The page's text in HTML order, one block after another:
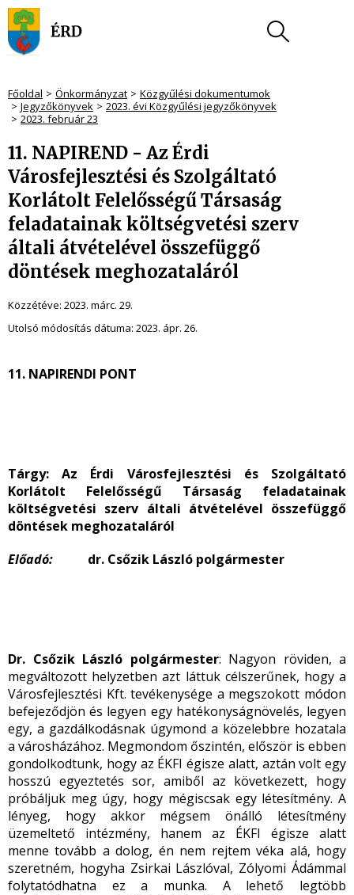
Főoldal Önkormányzat
Közgyűlési dokumentumok
Jegyzőkönyvek
2023. évi Közgyűlési jegyzőkönyvek
2023. február 23
11. NAPIREND - Az Érdi
Városfejlesztési és Szolgáltató
Korlátolt Felelősségű Társaság
feladatainak költségvetési szerv
általi átvételével összefüggő
döntések meghozataláról
Közzétéve: 2023. márc. 29.
Utolsó módosítás dátuma: 2023. ápr. 26.
11. NAPIRENDI PONT
Tárgy: Az Érdi Városfejlesztési és Szolgáltató
Korlátolt Felelősségű Társaság feladatainak
költségvetési szerv általi átvételével összefüggő
döntések meghozataláról
Előadó: dr. Csőzik László polgármester
Dr. Csőzik László polgármester: Nagyon röviden, a
megváltozott helyzetben azt láttuk célszerűnek, hogy a
Városfejlesztési Kft. tevékenysége a megszokott módon
befejeződjön és legyen egy hatékonyságnövelés, legyen
egy, a gazdálkodásnak úgymond a közelebbre hozatala
a városházához. Megmondom őszintén, először is ebben
gondolkodtunk, hogy az ÉKFI égisze alatt, aztán volt egy
hosszú egyeztetés sor, amiből az következett, hogy
próbáljuk meg úgy, hogy mégiscsak egy létesítmény. A
lényeg, hogy akkor mégsem önálló létesítmény
üzemeltető intézmény, hanem az ÉKFI égisze alatt
menne tovább a dolog, én nem rejtem véka alá, hogy
szeretném, hogyha Zsirkai Lászlóval, Zólyomi Ádámmal
folytatódhatna ez a munka. A lehető legtöbb